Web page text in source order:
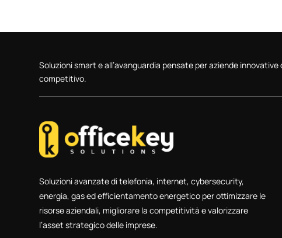
Soluzioni smart e all’avanguardia pensate per aziende
competitivo.
Soluzioni avanzate di telefonia, internet, cybersecurity,
energia, gas ed efficientamento energetico per ottimizzare le
risorse aziendali, migliorare la competitività e valorizzare
l’asset strategico delle imprese.